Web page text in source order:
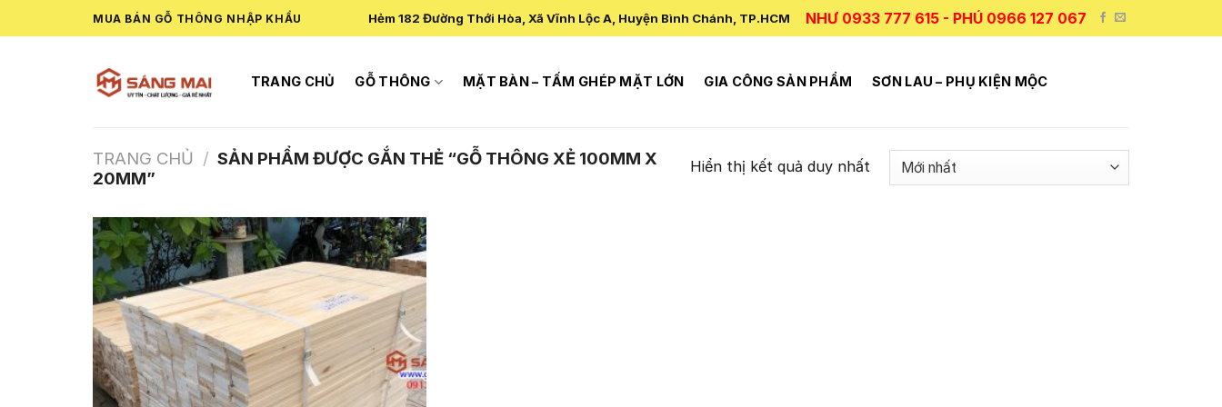
to
MUA BÁN GỖ THÔNG NHẬP KHẨU Hẻm 182 Đường Thới Hòa, Xã Vĩnh Lộc A, Huyện Bình Chánh, TP.HCM NHƯ 0933 777 615 - PHÚ 0966 127 067
TRANG CHỦ GỖ THÔNG MẶT BÀN – TẤM GHÉP MẶT LỚN GIA CÔNG SẢN PHẨM SƠN LAU – PHỤ KIỆN MỘC
TRANG CHỦ / SẢN PHẨM ĐƯỢC GẮN THẺ “GỖ THÔNG XẺ 100MM X
20MM”
Hiển thị kết quả duy nhất